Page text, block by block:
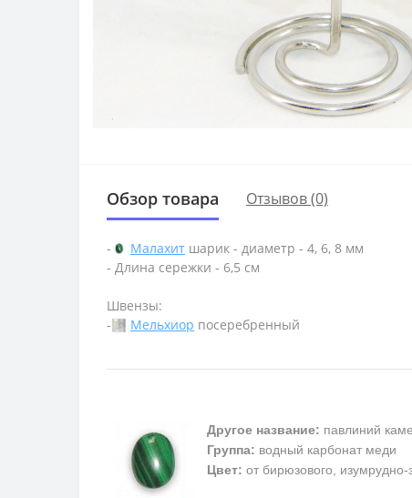
Обзор товара Отзывов (0)
- Малахит шарик - диаметр - 4, 6, 8 мм
- Длина сережки - 6,5 см
Швензы:
-
Мельхиор посеребренный
Другое название: павлиний
Группа: водный карбонат меди
Цвет: от бирюзового, изумрудно-